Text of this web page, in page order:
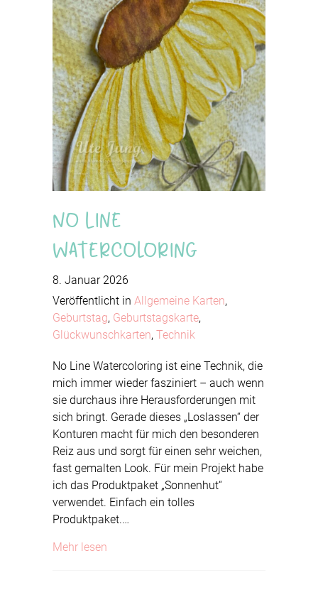
No Line
Watercoloring
8. Januar 2026
Veröffentlicht in Allgemeine Karten,
Geburtstag, Geburtstagskarte,
Glückwunschkarten, Technik
No Line Watercoloring ist eine Technik, die
mich immer wieder fasziniert – auch wenn
sie durchaus ihre Herausforderungen mit
sich bringt. Gerade dieses „Loslassen“ der
Konturen macht für mich den besonderen
Reiz aus und sorgt für einen sehr weichen,
fast gemalten Look. Für mein Projekt habe
ich das Produktpaket „Sonnenhut“
verwendet. Einfach ein tolles
Produktpaket.…
Mehr lesen